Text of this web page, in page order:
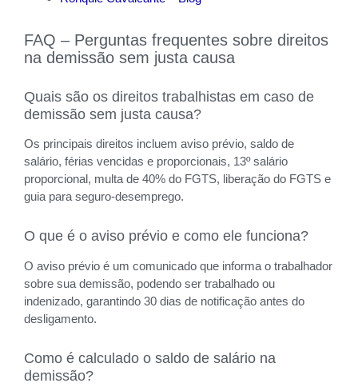
FAQ – Perguntas frequentes sobre direitos
na demissão sem justa causa
Quais são os direitos trabalhistas em caso de
demissão sem justa causa?
Os principais direitos incluem aviso prévio, saldo de
salário, férias vencidas e proporcionais, 13º salário
proporcional, multa de 40% do FGTS, liberação do FGTS e
guia para seguro-desemprego.
O que é o aviso prévio e como ele funciona?
O aviso prévio é um comunicado que informa o trabalhador
sobre sua demissão, podendo ser trabalhado ou
indenizado, garantindo 30 dias de notificação antes do
desligamento.
Como é calculado o saldo de salário na
demissão?